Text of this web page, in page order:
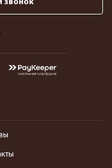
звонок